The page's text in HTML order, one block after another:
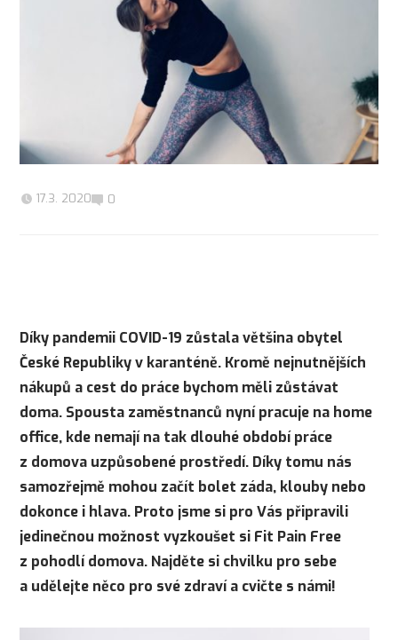
17.3. 2020 0
Díky pandemii COVID-19 zůstala většina obytel
České Republiky v karanténě. Kromě nejnutnějších
nákupů a cest do práce bychom měli zůstávat
doma. Spousta zaměstnanců nyní pracuje na home
office, kde nemají na tak dlouhé období práce
z domova uzpůsobené prostředí. Díky tomu nás
samozřejmě mohou začít bolet záda, klouby nebo
dokonce i hlava. Proto jsme si pro Vás připravili
jedinečnou možnost vyzkoušet si Fit Pain Free
z pohodlí domova. Najděte si chvilku pro sebe
a udělejte něco pro své zdraví a cvičte s námi!